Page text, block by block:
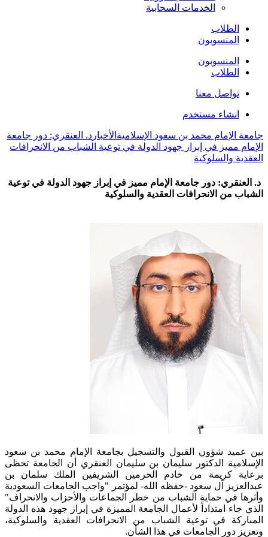
الخدمات السحابية
الطلاب
المنسوبون
المنسوبون
الطلاب
تواصل معنا
انشاء مستخدم
جامعة الإمام محمد بن سعود الإسلامية الأخبار د. العنقري: دور جامعة
الإمام مميز في إبراز جهود الدولة في توعية الشباب من الانحرافات
العقدية والسلوكية
د. العنقري: دور جامعة الإمام مميز في إبراز جهود الدولة في توعية
الشباب من الانحرافات العقدية والسلوكية
​بين عميد شؤون القبول والتسجيل بجامعة الإمام محمد بن سعود
الإسلامية الدكتور سليمان بن سليمان العنقري أن الجامعة تحظى
برعاية كريمة من خادم الحرمين الشريفين الملك سلمان بن
عبدالعزيز آل سعود -حفظه الله- لمؤتمر "واجب الجامعات السعودية
وأثرها في حماية الشباب من خطر الجماعات والأحزاب والانحراف"
الذي جاء امتداداً لأعمال الجامعة المميزة في إبراز جهود هذه الدولة
المباركة في توعية الشباب من الانحرافات العقدية والسلوكية،
وتعزيز دور الجامعات في هذا الشأن.